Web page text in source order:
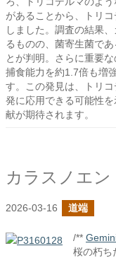
があることから、トリ
しました。調査の結果
るものの、菌寄生菌で
とが判明。さらに重要
捕食能力を約1.7倍も増
す。この発見は、トリ
発に応用できる可能性
献が期待されます。
2026-03-16 道端
/**
桜の朽ち